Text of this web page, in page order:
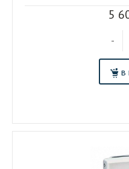
5
-
в